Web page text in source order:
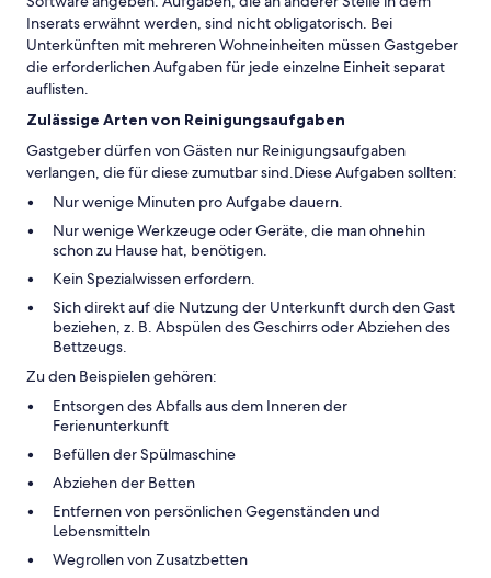
Inserats erwähnt werden, sind nicht obligatorisch. Bei
Unterkünften mit mehreren Wohneinheiten müssen Gastgeber
die erforderlichen Aufgaben für jede einzelne Einheit separat
auflisten.
Zulässige Arten von Reinigungsaufgaben
Gastgeber dürfen von Gästen nur Reinigungsaufgaben
verlangen, die für diese zumutbar sind.Diese Aufgaben sollten:
Nur wenige Minuten pro Aufgabe dauern.
Nur wenige Werkzeuge oder Geräte, die man ohnehin
schon zu Hause hat, benötigen.
Kein Spezialwissen erfordern.
Sich direkt auf die Nutzung der Unterkunft durch den Gast
beziehen, z. B. Abspülen des Geschirrs oder Abziehen des
Bettzeugs.
Zu den Beispielen gehören:
Entsorgen des Abfalls aus dem Inneren der
Ferienunterkunft
Befüllen der Spülmaschine
Abziehen der Betten
Entfernen von persönlichen Gegenständen und
Lebensmitteln
Wegrollen von Zusatzbetten